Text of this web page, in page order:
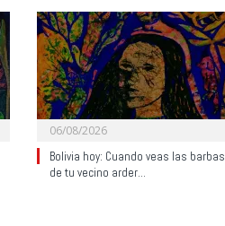
06/08/2026
Bolivia hoy: Cuando veas las barbas
de tu vecino arder…